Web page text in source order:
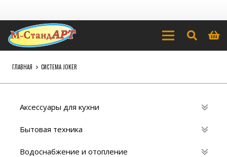
ГЛАВНАЯ СИСТЕМА JOKER
Аксессуары для кухни
Бытовая техника
Водоснабжение и отопление